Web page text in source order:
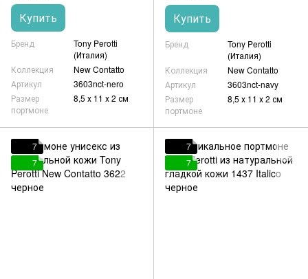
Купить
Бренд
Tony Perotti
(Италия)
Коллекция
New Contatto
Артикул
3603nct-nero
Размер
портмоне
8,5 х 11 х 2 см
Купить
Бренд
Tony Perotti
(Италия)
Коллекция
New Contatto
Артикул
3603nct-navy
Размер
портмоне
8,5 х 11 х 2 см
7
7
7
7